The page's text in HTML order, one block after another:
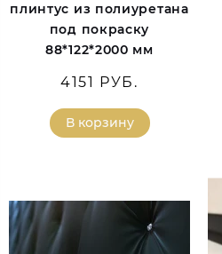
плинтус из полиуретана
под покраску
88*122*2000 мм
4151 РУБ.
В корзину